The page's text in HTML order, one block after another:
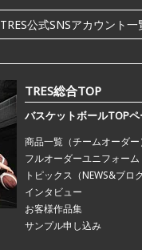
TRES公式SNSアカウント一
TRES総合TOP
バスケットボールTOP
商品一覧（チームオーダー
フルオーダーユニフォーム
トピックス（NEWS&ブログ
インタビュー
お客様作品集
サンプル申し込み